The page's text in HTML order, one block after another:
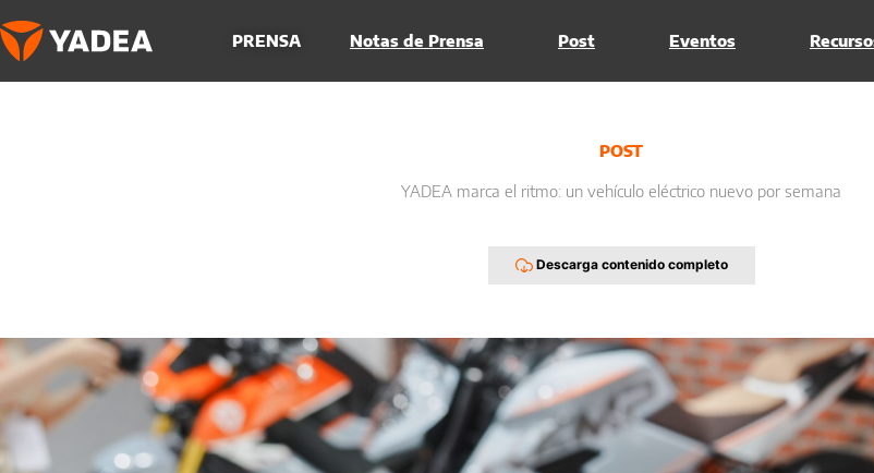
al
contenido
PRENSA Notas de Prensa Post Eventos
POST
YADEA marca el ritmo: un vehículo eléctrico nuevo por semana
Descarga contenido completo